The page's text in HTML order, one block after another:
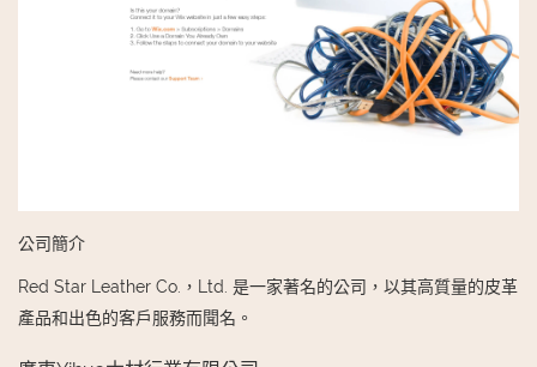
公司簡介
Red Star Leather Co.，Ltd. 是一家著名的公司，以其高質量的皮革
產品和出色的客戶服務而聞名。